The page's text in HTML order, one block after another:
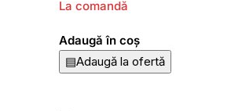
La comandă
Adaugă în coș
▤Adaugă la ofertă